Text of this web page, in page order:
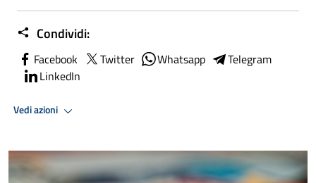
Condividi:
Facebook Twitter Whatsapp
Telegram
LinkedIn
Vedi azioni